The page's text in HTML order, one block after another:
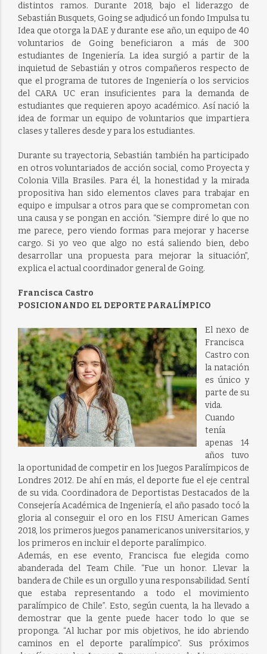
distintos ramos. Durante 2018, bajo el liderazgo de
Sebastián Busquets, Going se adjudicó un fondo Impulsa tu
Idea que otorga la DAE y durante ese año, un equipo de 40
voluntarios de Going beneficiaron a más de 300
estudiantes de Ingeniería. La idea surgió a partir de la
inquietud de Sebastián y otros compañeros respecto de
que el programa de tutores de Ingeniería o los servicios
del CARA UC eran insuficientes para la demanda de
estudiantes que requieren apoyo académico. Así nació la
idea de formar un equipo de voluntarios que impartiera
clases y talleres desde y para los estudiantes.
Durante su trayectoria, Sebastián también ha participado
en otros voluntariados de acción social, como Proyecta y
Colonia Villa Brasiles. Para él, la honestidad y la mirada
propositiva han sido elementos claves para trabajar en
equipo e impulsar a otros para que se comprometan con
una causa y se pongan en acción. “Siempre diré lo que no
me parece, pero viendo formas para mejorar y hacerse
cargo. Si yo veo que algo no está saliendo bien, debo
desarrollar una propuesta para mejorar la situación”,
explica el actual coordinador general de Going.
Francisca Castro
POSICIONANDO EL DEPORTE PARALÍMPICO
El nexo de
Francisca
Castro con
la natación
es único y
parte de su
vida.
Cuando
tenía
apenas 14
años tuvo
la oportunidad de competir en los Juegos Paralímpicos de
Londres 2012. De ahí en más, el deporte fue el eje central
de su vida. Coordinadora de Deportistas Destacados de la
Consejería Académica de Ingeniería, el año pasado tocó la
gloria al conseguir el oro en los FISU American Games
2018, los primeros juegos panamericanos universitarios, y
los primeros en incluir el deporte paralímpico.
Además, en ese evento, Francisca fue elegida como
abanderada del Team Chile. “Fue un honor. Llevar la
bandera de Chile es un orgullo y una responsabilidad. Sentí
que estaba representando a todo el movimiento
paralímpico de Chile”. Esto, según cuenta, la ha llevado a
demostrar que la gente puede hacer todo lo que se
proponga. “Al luchar por mis objetivos, he ido abriendo
caminos en el deporte paralímpico”. Sus próximos